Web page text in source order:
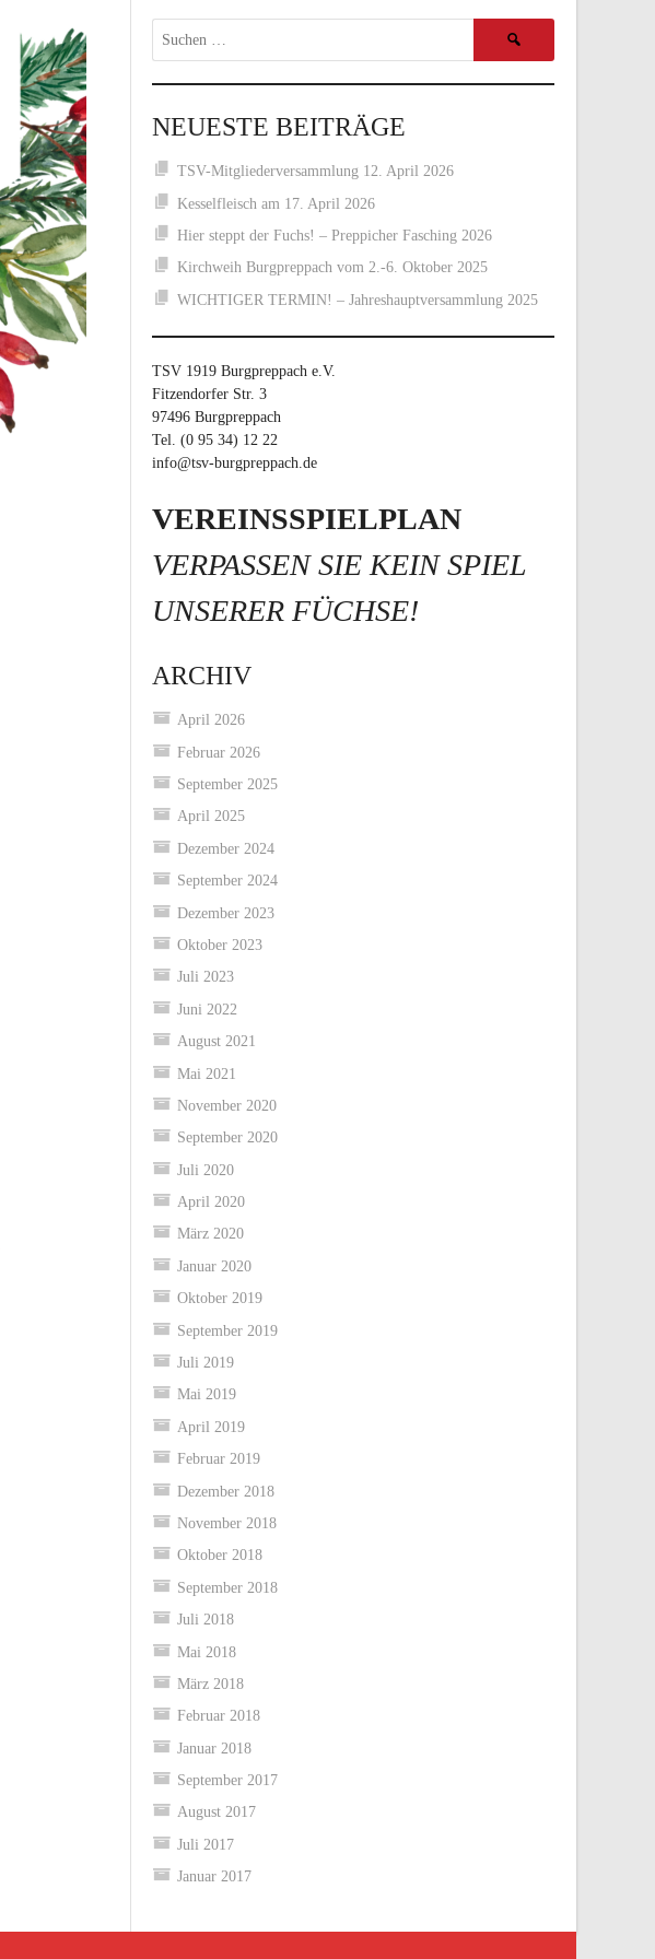
Suchen
NEUESTE BEITRÄGE
TSV-Mitgliederversammlung 12. April 2026
Kesselfleisch am 17. April 2026
Hier steppt der Fuchs! – Preppicher Fasching 2026
Kirchweih Burgpreppach vom 2.-6. Oktober 2025
WICHTIGER TERMIN! – Jahreshauptversammlung 2025
TSV 1919 Burgpreppach e.V.
Fitzendorfer Str. 3
97496 Burgpreppach
Tel. (0 95 34) 12 22
info@tsv-burgpreppach.de
VEREINSSPIELPLAN
VERPASSEN SIE KEIN SPIEL
UNSERER FÜCHSE!
ARCHIV
April 2026
Februar 2026
September 2025
April 2025
Dezember 2024
September 2024
Dezember 2023
Oktober 2023
Juli 2023
Juni 2022
August 2021
Mai 2021
November 2020
September 2020
Juli 2020
April 2020
März 2020
Januar 2020
Oktober 2019
September 2019
Juli 2019
Mai 2019
April 2019
Februar 2019
Dezember 2018
November 2018
Oktober 2018
September 2018
Juli 2018
Mai 2018
März 2018
Februar 2018
Januar 2018
September 2017
August 2017
Juli 2017
Januar 2017